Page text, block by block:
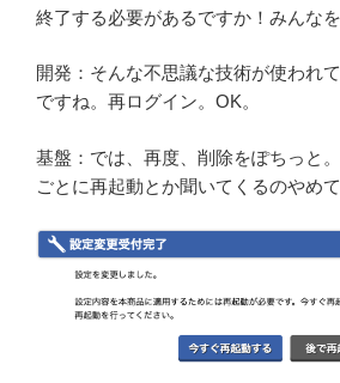
終了する必要があるですか！みんな
開発：そんな不思議な技術が使われ
ですね。再ログイン。OK。
基盤：では、再度、削除をぽちっと
ごとに再起動とか聞いてくるのやめ